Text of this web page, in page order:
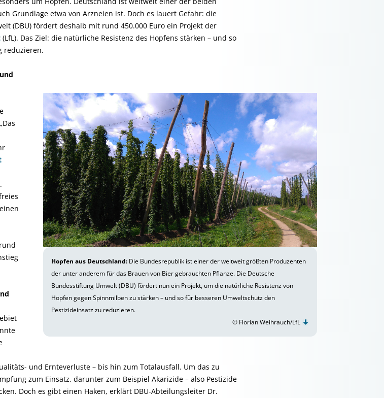
Grundlage etwa von Arzneien ist. Doch es lauert Gefahr: die
(DBU) fördert deshalb mit rund 450.000 Euro ein Projekt der
(LfL). Das Ziel: die natürliche Resistenz des Hopfens stärken – und so
reduzieren.
Hopfen aus Deutschland: Die Bundesrepublik ist einer der weltweit größten Produzenten
der unter anderem für das Brauen von Bier gebrauchten Pflanze. Die Deutsche
Bundesstiftung Umwelt (DBU) fördert nun ein Projekt, um die natürliche Resistenz von
Hopfen gegen Spinnmilben zu stärken – und so für besseren Umweltschutz den
Pestizideinsatz zu reduzieren.
© Florian Weihrauch/LfL
und Ernteverluste – bis hin zum Totalausfall. Um das zu
zum Einsatz, darunter zum Beispiel Akarizide – also Pestizide
Doch es gibt einen Haken, erklärt DBU-Abteilungsleiter Dr.